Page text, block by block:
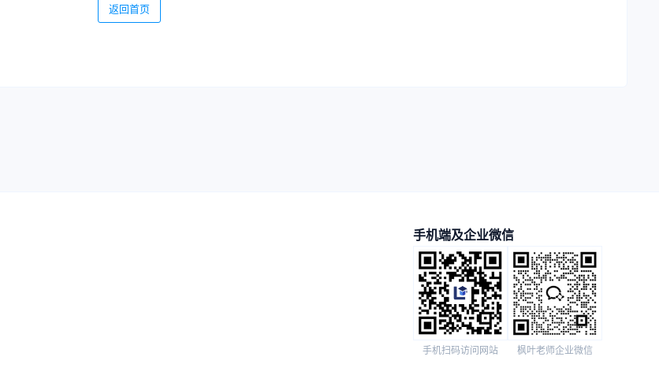
返回首页
手机端及企业微信
手机扫码访问网站 枫叶老师企业微信